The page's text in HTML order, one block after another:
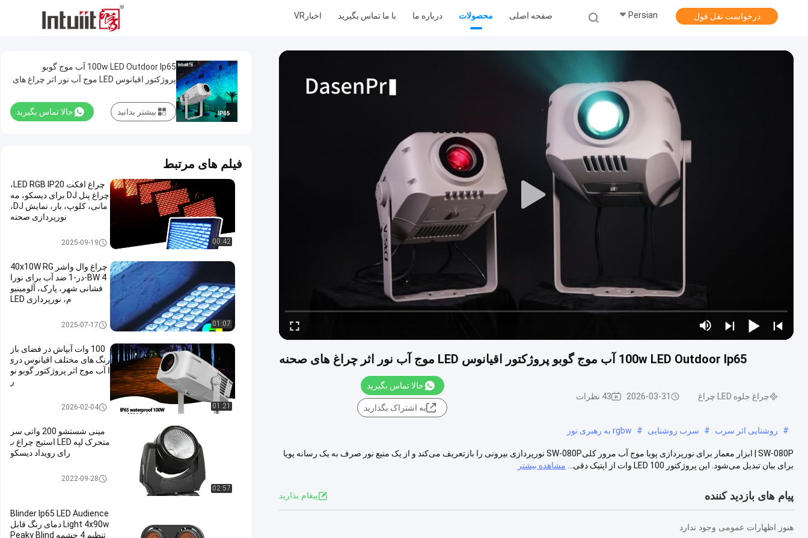
صفحه اصلی محصولات درباره ما با ما تماس بگیرید اخبار VR Persian درخواست نقل قول
100w LED Outdoor Ip65 آب موج گوبو پروژکتور اقیانوس LED موج آب نور اثر چراغ های صحنه
چراغ جلوه LED چراغ 2026-03-31 43 نظرات
حالا تماس بگیرید
به اشتراک بگذارید
# روشنایی اثر سرب # سرب روشنایی # rgbw به رهبری نور
SW-080P | ابزار معمار برای نورپردازی پویا موج آب مرور کلیSW-080P نورپردازی بیرونی را بازتعریف می‌کند و از یک منبع نور صرف به یک رسانه پویا
برای بیان تبدیل می‌شود. این پروژکتور LED 100 وات از اپتیک دقی...
مشاهده بیشتر
پیام های بازدید کننده پيغام بذاريد
هنوز اظهارات عمومی وجود ندارد
100w LED Outdoor Ip65 آب موج گوبو
پروژکتور اقیانوس LED موج آب نور اثر چراغ های
حالا تماس بگیرید بیشتر بدانید
فیلم های مرتبط
00:42
چراغ افکت LED RGB IP20،
چراغ پنل DJ برای دیسکو، مه
مانی، کلوپ، بار، نمایش DJ،
نورپردازی صحنه
چراغ جلوه LED چراغ2025-09-19
01:07
چراغ وال واشر 40x10W RG
BW 4-در-1 ضد آب برای نورا
فشانی شهر، پارک، آلومینیو
م، نورپردازی LED
چراغ جلوه LED چراغ2025-07-17
01:21
100 وات آبپاش در فضای باز
رنگ های مختلف اقیانوس دری
ا آب موج اثر پروژکتور گوبو نو
ر
چراغ جلوه LED چراغ2026-02-04
02:57
مینی شستشو 200 واتی سر
متحرک لپه LED استیج چراغ ب
رای رویداد دیسکو
2022-09-28
Blinder Ip65 LED Audience
Light 4x90w دمای رنگ قابل
تنظیم 4 چشمه Peaky Blind